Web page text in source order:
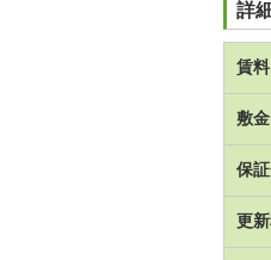
詳
賃料
敷金
保
更